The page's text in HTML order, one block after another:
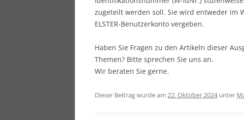
zugeteilt werden soll. Sie wird entweder im
ELSTER-Benutzerkonto vergeben.
Haben Sie Fragen zu den Artikeln dieser
Themen? Bitte sprechen Sie uns an.
Wir beraten Sie gerne.
Dieser Beitrag wurde am 22. Oktober 2024unter